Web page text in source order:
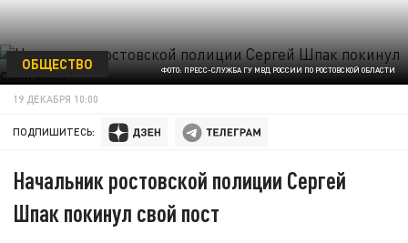
ФОТО: ПРЕСС-СЛУЖБА ГУ МВД РОССИИ ПО РОСТОВСКОЙ ОБЛАСТИ
ОБЩЕСТВО
19 ДЕКАБРЯ 10:00
ПОДПИШИТЕСЬ:
Начальник ростовской полиции Сергей
Шпак покинул свой пост